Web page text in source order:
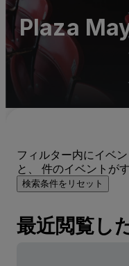
Plaza
Valladolid
フィルター内にイベ
と、 件のイベントが
検索条件をリセット
最近閲覧し